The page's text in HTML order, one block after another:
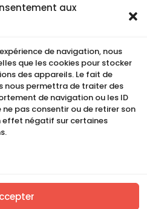
aux
de navigation, nous
que les cookies pour stocker
des appareils. Le fait de
nous permettra de traiter des
de navigation ou les ID
ne pas consentir ou de retirer son
effet négatif sur certaines
Val d’Oise France.